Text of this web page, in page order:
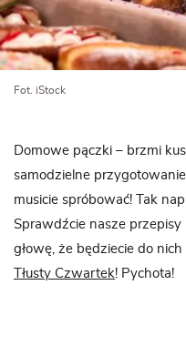
Fot. iStock
Domowe pączki – brzmi
samodzielne
musicie spróbować! Tak
Sprawdźcie nasze przepisy
głowę, że będziecie do
Tłusty Czwartek! Pychota!